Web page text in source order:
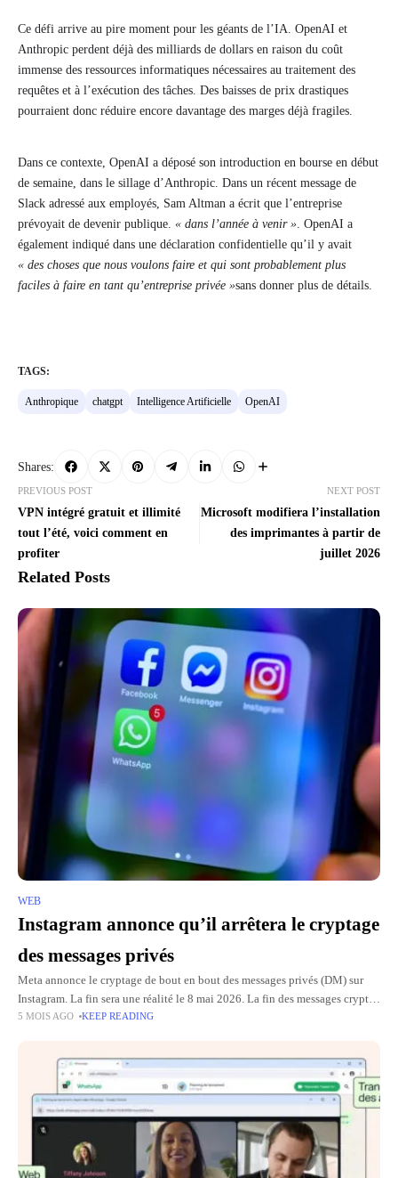
Ce défi arrive au pire moment pour les géants de l’IA. OpenAI et
Anthropic perdent déjà des milliards de dollars en raison du coût
immense des ressources informatiques nécessaires au traitement des
requêtes et à l’exécution des tâches. Des baisses de prix drastiques
pourraient donc réduire encore davantage des marges déjà fragiles.
Dans ce contexte, OpenAI a déposé son introduction en bourse en début
de semaine, dans le sillage d’Anthropic. Dans un récent message de
Slack adressé aux employés, Sam Altman a écrit que l’entreprise
prévoyait de devenir publique. « dans l’année à venir ». OpenAI a
également indiqué dans une déclaration confidentielle qu’il y avait
« des choses que nous voulons faire et qui sont probablement plus
faciles à faire en tant qu’entreprise privée »sans donner plus de détails.
TAGS:
Anthropique chatgpt Intelligence Artificielle OpenAI
Shares:
PREVIOUS POST
VPN intégré gratuit et illimité
tout l’été, voici comment en
profiter
NEXT POST
Microsoft modifiera l’installation
des imprimantes à partir de
juillet 2026
Related Posts
WEB
Instagram annonce qu’il arrêtera le cryptage
des messages privés
Meta annonce le cryptage de bout en bout des messages privés (DM) sur
Instagram. La fin sera une réalité le 8 mai 2026. La fin des messages cryptés
sur Instagram
5 MOIS AGO KEEP READING